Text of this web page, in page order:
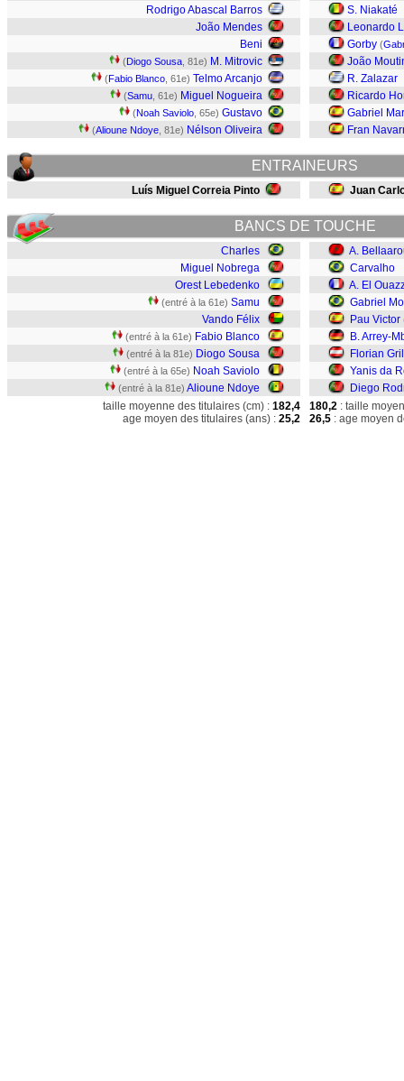
Rodrigo Abascal Barros
João Mendes
Beni
(Diogo Sousa , 81e) M. Mitrovic
(Fabio Blanco , 61e) Telmo Arcanjo
(Samu , 61e) Miguel Nogueira
(Noah Saviolo , 65e) Gustavo
(Alioune Ndoye , 81e) Nélson Oliveira
S. Niakaté
Leonardo
Gorby (
João
R. Zalazar
Ricardo
Gabriel
Fran
ENTRAINEURS
Luís Miguel Correia Pinto Juan
BANCS DE TOUCHE
Charles
Miguel Nobrega
Orest Lebedenko
(entré à la 61e) Samu
Vando Félix
(entré à la 61e) Fabio Blanco
(entré à la 81e) Diogo Sousa
(entré à la 65e) Noah Saviolo
(entré à la 81e) Alioune Ndoye
A.
Carvalho
A. El
Gabriel
Pau Victor
B. Arrey-
Florian
Yanis da
Diego
taille moyenne des titulaires (cm) : 182,4
age moyen des titulaires (ans) : 25,2
180,2 : taille
26,5 : age moyen